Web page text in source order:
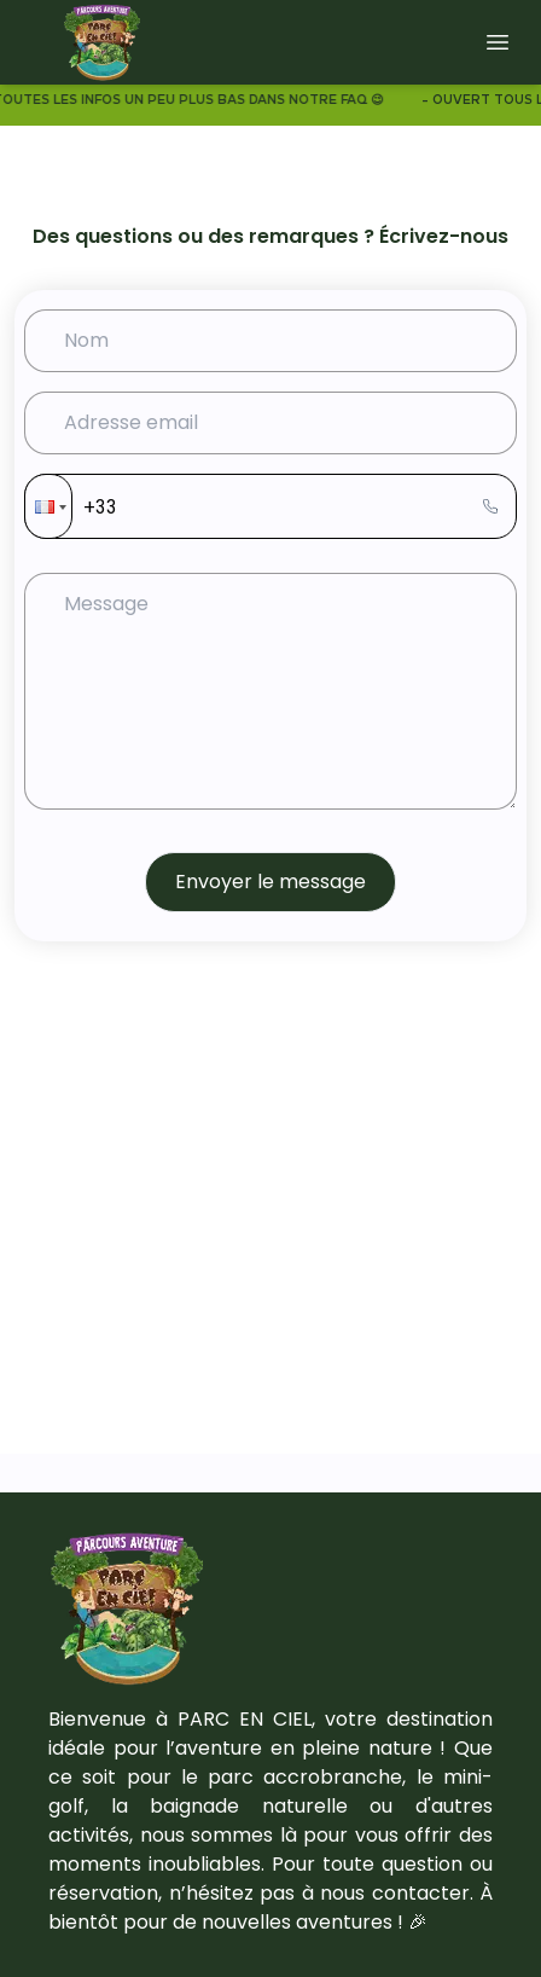
LES INFOS UN PEU PLUS BAS DANS NOTRE FAQ 😉 OUVERT TOUS
Des questions ou des remarques ? Écrivez-nous
Envoyer le message
Bienvenue à PARC EN CIEL, votre destination
idéale pour l’aventure en pleine nature ! Que
ce soit pour le parc accrobranche, le mini-
golf, la baignade naturelle ou d'autres
activités, nous sommes là pour vous offrir des
moments inoubliables. Pour toute question ou
réservation, n’hésitez pas à nous contacter. À
bientôt pour de nouvelles aventures ! 🎉